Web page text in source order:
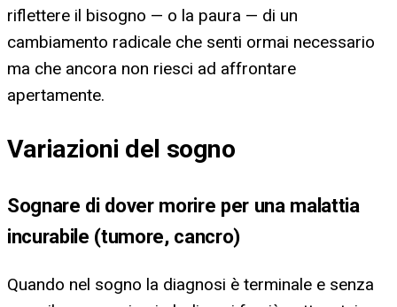
riflettere il bisogno — o la paura — di un
cambiamento radicale che senti ormai necessario
ma che ancora non riesci ad affrontare
apertamente.
Variazioni del sogno
Sognare di dover morire per una malattia
incurabile (tumore, cancro)
Quando nel sogno la diagnosi è terminale e senza